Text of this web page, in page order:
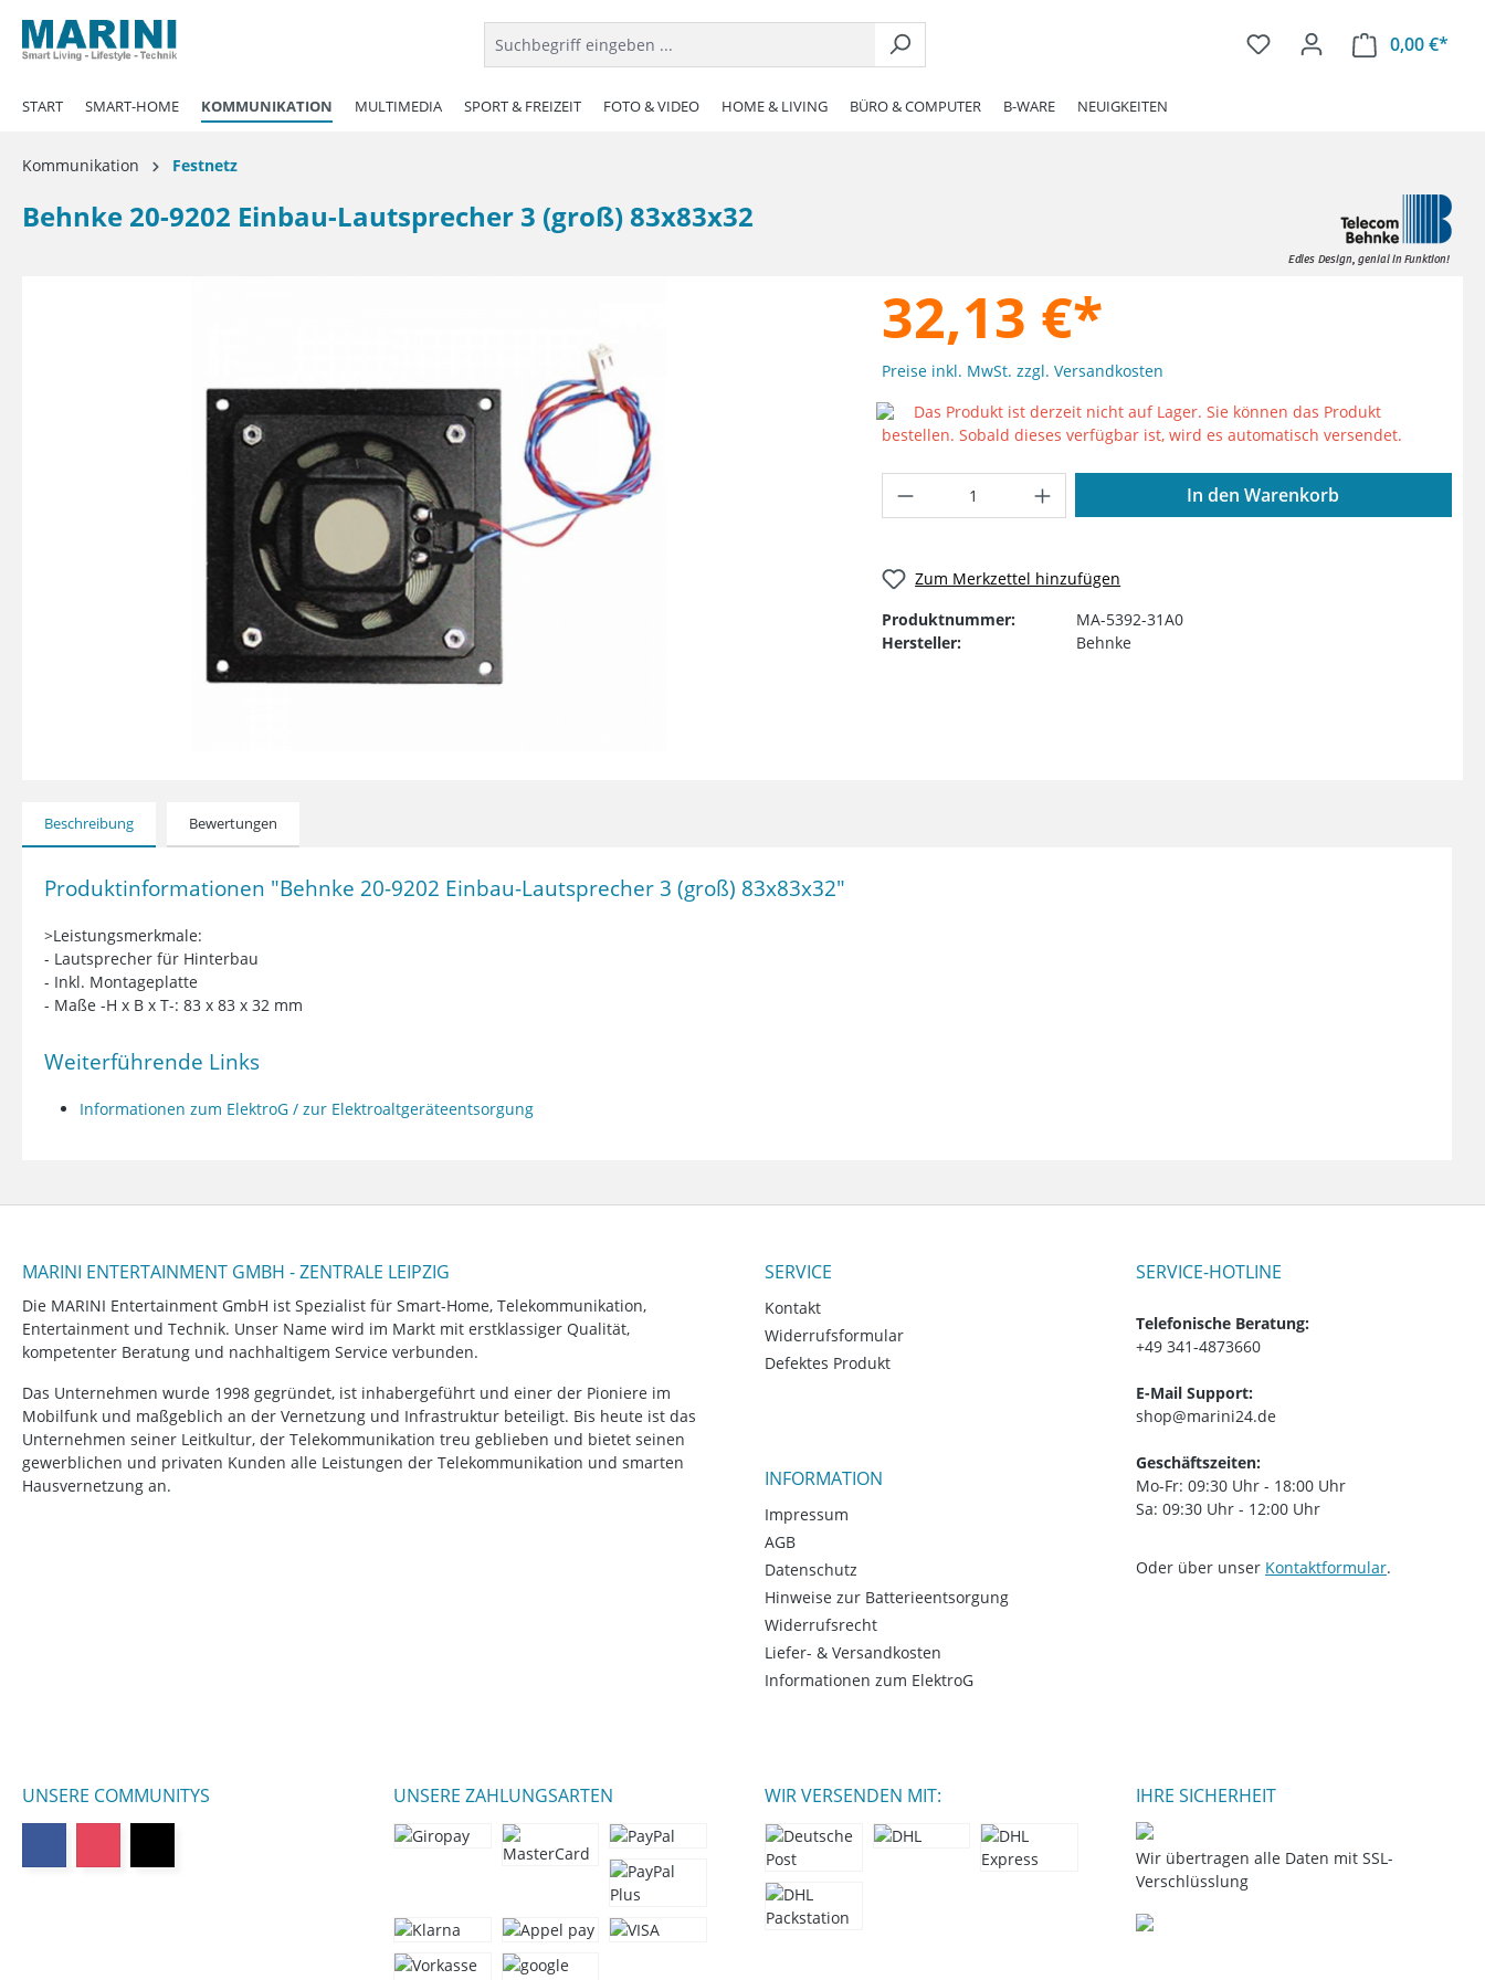
Zur Hauptnavigation springen
0,00 €*
START SMART-HOME KOMMUNIKATION MULTIMEDIA SPORT & FREIZEIT FOTO & VIDEO HOME & LIVING BÜRO & COMPUTER B-WARE NEUIGKEITEN
Kommunikation Festnetz
Behnke 20-9202 Einbau-Lautsprecher 3 (groß) 83x83x32
32,13 €*
Preise inkl. MwSt. zzgl. Versandkosten
Das Produkt ist derzeit nicht auf Lager. Sie können das Produkt
bestellen. Sobald dieses verfügbar ist, wird es automatisch versendet.
Produkt Anzahl: Gib den gewünschten Wert
In den Warenkorb
Zum Merkzettel hinzufügen
Produktnummer:
MA-5392-31A0
Hersteller:
Behnke
Beschreibung Bewertungen
Produktinformationen "Behnke 20-9202 Einbau-Lautsprecher 3 (groß) 83x83x32"
>Leistungsmerkmale:
- Lautsprecher für Hinterbau
- Inkl. Montageplatte
- Maße -H x B x T-: 83 x 83 x 32 mm
Weiterführende Links
Informationen zum ElektroG / zur Elektroaltgeräteentsorgung
MARINI ENTERTAINMENT GMBH - ZENTRALE LEIPZIG
Die MARINI Entertainment GmbH ist Spezialist für Smart-Home, Telekommunikation,
Entertainment und Technik. Unser Name wird im Markt mit erstklassiger Qualität,
kompetenter Beratung und nachhaltigem Service verbunden.
Das Unternehmen wurde 1998 gegründet, ist inhabergeführt und einer der Pioniere im
Mobilfunk und maßgeblich an der Vernetzung und Infrastruktur beteiligt. Bis heute ist das
Unternehmen seiner Leitkultur, der Telekommunikation treu geblieben und bietet seinen
gewerblichen und privaten Kunden alle Leistungen der Telekommunikation und smarten
Hausvernetzung an.
SERVICE
Kontakt
Widerrufsformular
Defektes Produkt
INFORMATION
Impressum
AGB
Datenschutz
Hinweise zur Batterieentsorgung
Widerrufsrecht
Liefer- & Versandkosten
Informationen zum ElektroG
SERVICE-HOTLINE
Telefonische Beratung:
+49 341-4873660
E-Mail Support:
shop@marini24.de
Geschäftszeiten:
Mo-Fr: 09:30 Uhr - 18:00 Uhr
Sa: 09:30 Uhr - 12:00 Uhr
Oder über unser Kontaktformular.
UNSERE COMMUNITYS UNSERE ZAHLUNGSARTEN WIR VERSENDEN MIT: IHRE SICHERHEIT
Wir übertragen alle Daten mit SSL-
Verschlüsslung